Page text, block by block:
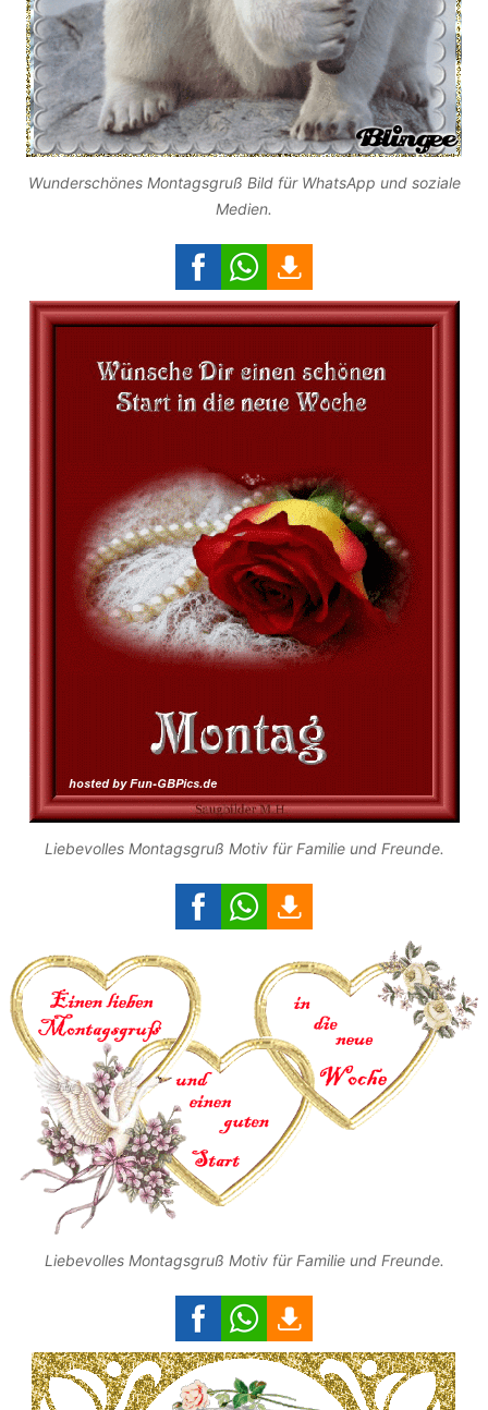
Wunderschönes Montagsgruß Bild für WhatsApp und soziale
Medien.
Liebevolles Montagsgruß Motiv für Familie und Freunde.
Liebevolles Montagsgruß Motiv für Familie und Freunde.